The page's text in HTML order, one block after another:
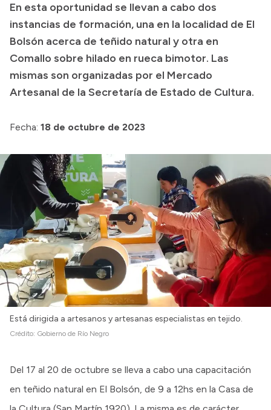
Presupuesto
Boletín Oficial
Compras y licitaciones
Consulta de expedientes
Consulta de pago a proveedores
Login
En esta oportunidad se llevan a cabo dos
instancias de formación, una en la localidad de El
Bolsón acerca de teñido natural y otra en
Comallo sobre hilado en rueca bimotor. Las
mismas son organizadas por el Mercado
Artesanal de la Secretaría de Estado de Cultura.
Fecha: 18 de octubre de 2023
Está dirigida a artesanos y artesanas especialistas en tejido.
Crédito: Gobierno de Río Negro
Del 17 al 20 de octubre se lleva a cabo una capacitación
en teñido natural en El Bolsón, de 9 a 12hs en la Casa de